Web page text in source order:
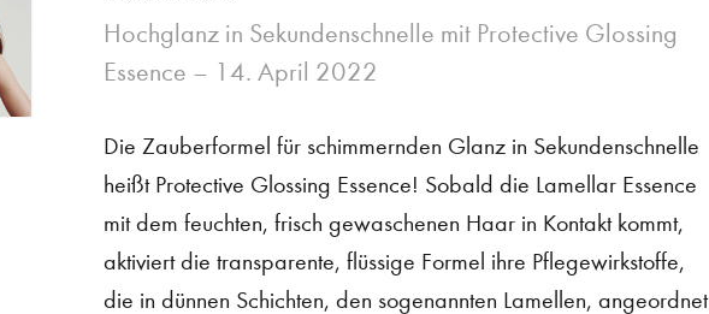
Hochglanz in Sekundenschnelle mit Protective Glossing
Essence – 14. April 2022
Die Zauberformel für schimmernden Glanz in Sekundenschnelle
heißt Protective Glossing Essence! Sobald die Lamellar Essence
mit dem feuchten, frisch gewaschenen Haar in Kontakt kommt,
aktiviert die transparente, flüssige Formel ihre Pflegewirkstoffe,
die in dünnen Schichten, den sogenannten Lamellen, angeordnet